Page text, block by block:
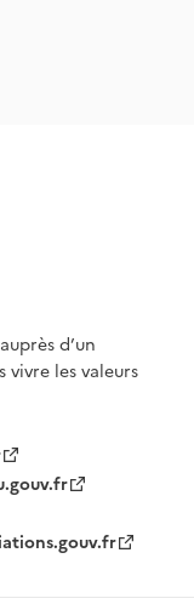
d’un
les valeurs